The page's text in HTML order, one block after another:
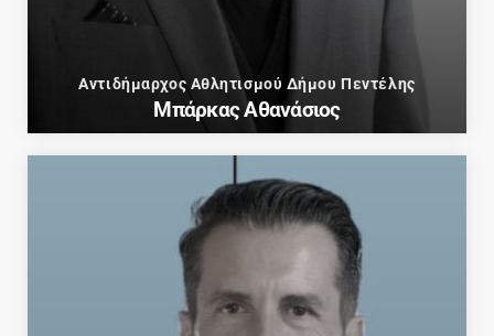
Αντιδήμαρχος Αθλητισμού Δήμου Πεντέλης
Μπάρκας Αθανάσιος